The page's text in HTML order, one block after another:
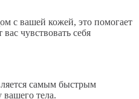
с вашей кожей, это помогает
вас чувствовать себя
самым быстрым
вашего тела.